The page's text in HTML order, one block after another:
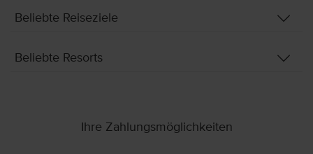
Beliebte Reiseziele
Beliebte Resorts
Ihre Zahlungsmöglichkeiten